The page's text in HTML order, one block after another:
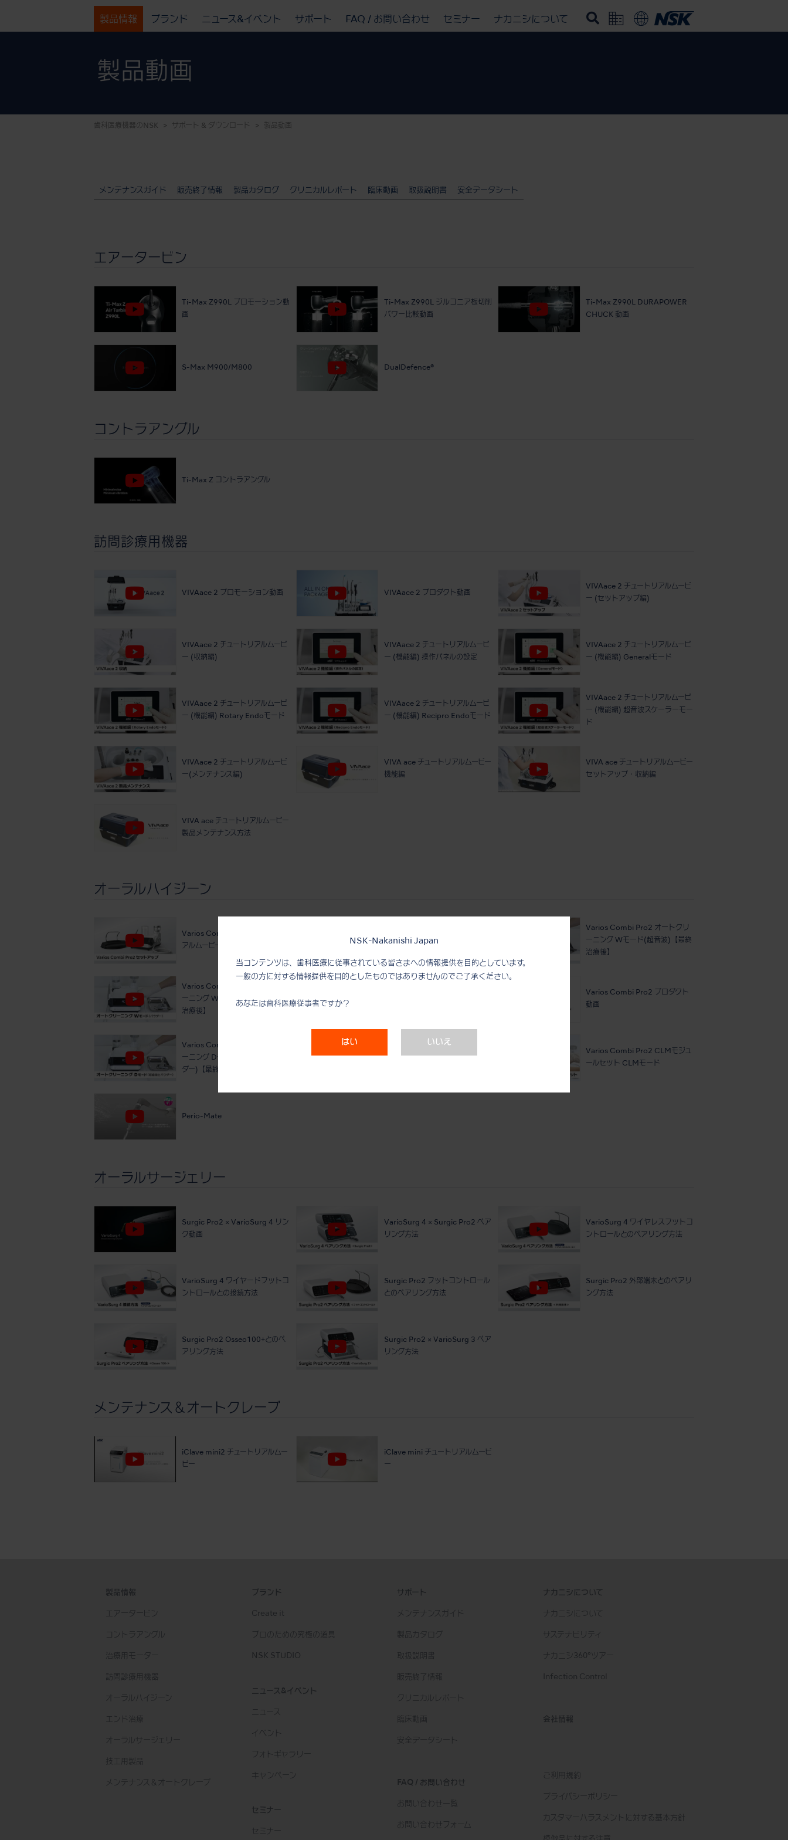
NSK-Nakanishi Japan
当コンテンツは、歯科医療に従事されている皆さまへの情報提供を目的としています。
一般の方に対する情報提供を目的としたものではありませんのでご了承ください。
あなたは歯科医療従事者ですか？
はい いいえ
製品情報 ブランド ニュース&イベント サポート FAQ / お問い合わせ セミナー ナカニシについて
製品動画
歯科医療機器のNSK サポート & ダウンロード 製品動画
メンテナンスガイド 販売終了情報 製品カタログ クリニカルレポート 臨床動画 取扱説明書 安全データシート
エアータービン
Ti-Max Z990L プロモーション動
画
Ti-Max Z990L ジルコニア板切削
パワー比較動画
Ti-Max Z990L DURAPOWER
CHUCK 動画
S-Max M900/M800 DualDefence®
コントラアングル
Ti-Max Z コントラアングル
訪問診療用機器
VIVAace 2 プロモーション動画 VIVAace 2 プロダクト動画
VIVAace 2 チュートリアルムービ
ー (セットアップ編)
VIVAace 2 チュートリアルムービ
ー (収納編)
VIVAace 2 チュートリアルムービ
ー (機能編) 操作パネルの設定
VIVAace 2 チュートリアルムービ
ー (機能編) Generalモード
VIVAace 2 チュートリアルムービ
ー (機能編) Rotary Endoモード
VIVAace 2 チュートリアルムービ
ー (機能編) Recipro Endoモード
VIVAace 2 チュートリアルムービ
ー (機能編) 超音波スケーラーモー
ド
VIVAace 2 チュートリアルムービ
ー(メンテナンス編)
VIVA ace チュートリアルムービー
機能編
VIVA ace チュートリアルムービー
セットアップ・収納編
VIVA ace チュートリアルムービー
製品メンテナンス方法
オーラルハイジーン
Varios Combi Pro2 チュートリ
アルムービー (セットアップ編)
ーニング Pモード(パウダー)【最
Varios Combi Pro2 オートクリ
ーニング Wモード(超音波)【最終
治療後】
Varios Combi Pro2 オートクリ
ーニング Wモード(パウダー)【毎
治療後】
Varios Combi Pro2 プロダクト
動画
Varios Combi Pro2 オートクリ
ーニング Dモード(超音波とパウ
ダー)【最終治療後】
Varios Combi Pro2 CLMモジュ
ールセット CLMモード
Perio-Mate
オーラルサージェリー
Surgic Pro2 × VarioSurg 4 リン
ク動画
VarioSurg 4 × Surgic Pro2 ペア
リング方法
VarioSurg 4 ワイヤレスフットコ
ントロールとのペアリング方法
VarioSurg 4 ワイヤードフットコ
ントロールとの接続方法
Surgic Pro2 フットコントロール
とのペアリング方法
Surgic Pro2 外部端末とのペアリ
ング方法
Surgic Pro2 Osseo100+とのペ
アリング方法
Surgic Pro2 × VarioSurg 3 ペア
リング方法
メンテナンス＆オートクレーブ
iClave mini2 チュートリアルムー
ビー
iClave mini チュートリアルムービ
ー
製品情報
エアータービン
コントラアングル
治療用モーター
訪問診療用機器
オーラルハイジーン
エンド治療
オーラルサージェリー
技工用製品
メンテナンス＆オートクレーブ
ブランド
Create it
プロのための究極の道具
NSK STUDIO
ニュース&イベント
ニュース
イベント
フォトギャラリー
キャンペーン
セミナー
セミナー
サポート
メンテナンスガイド
製品カタログ
取扱説明書
販売終了情報
クリニカルレポート
臨床動画
安全データシート
FAQ / お問い合わせ
お問い合わせ一覧
お問い合わせフォーム
ナカニシについて
ナカニシについて
サステナビリティ
ナカニシ360°ツアー
Infection Control
会社情報
ご利用規約
プライバシーポリシー
カスタマーハラスメントに対する基本方針